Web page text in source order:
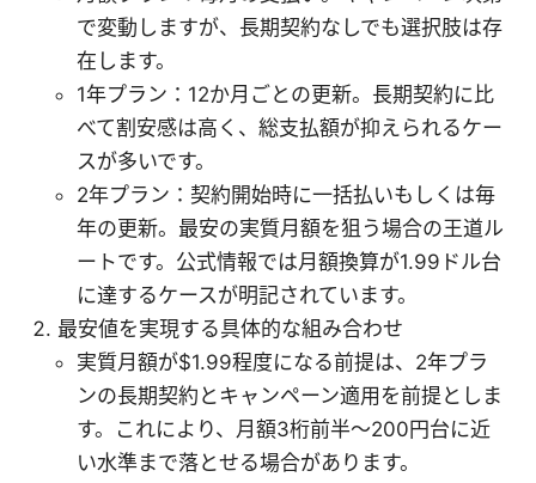
で変動しますが、長期契約なしでも選択肢は存
在します。
1年プラン：12か月ごとの更新。長期契約に比
べて割安感は高く、総支払額が抑えられるケー
スが多いです。
2年プラン：契約開始時に一括払いもしくは毎
年の更新。最安の実質月額を狙う場合の王道ル
ートです。公式情報では月額換算が1.99ドル台
に達するケースが明記されています。
最安値を実現する具体的な組み合わせ
実質月額が$1.99程度になる前提は、2年プラ
ンの長期契約とキャンペーン適用を前提としま
す。これにより、月額3桁前半～200円台に近
い水準まで落とせる場合があります。